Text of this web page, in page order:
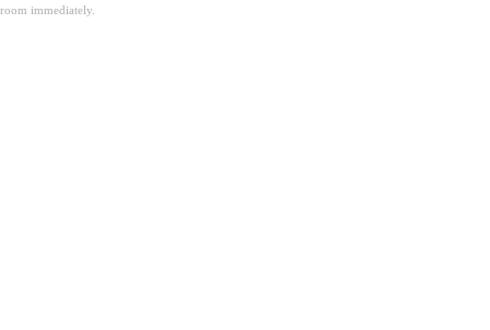
room immediately.